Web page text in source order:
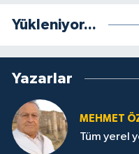
Yükleniyor...
Yazarlar
MEHMET
Tüm yerel